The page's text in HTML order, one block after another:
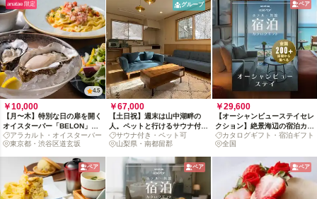
anatae 限定
4.5
￥10,000
【月〜木】特別な日の扉を開く
オイスターバー「BELON」か
ら、アラカルト体験への招待状
アラカルト・オイスターバー
東京都・渋谷区道玄坂
グループ
￥67,000
【土日祝】週末は山中湖畔の
人。ペットと行けるサウナ付貸
切別荘リトリート
サウナ付き・ペット可
山梨県・南都留郡
ペア
￥29,600
【オーシャンビューステイセレ
クション】絶景海辺の宿泊カタ
ログギフト : 掲載数200+施
設〜
カタログギフト・宿泊ギフト
全国
ペア ペア ペア